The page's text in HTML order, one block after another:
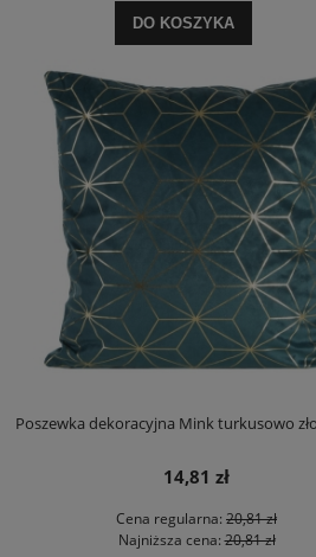
DO KOSZYKA
Poszewka dekoracyjna Mink turkusowo
14,81 zł
Cena regularna: 20,81 zł
Najniższa cena:20,81 zł